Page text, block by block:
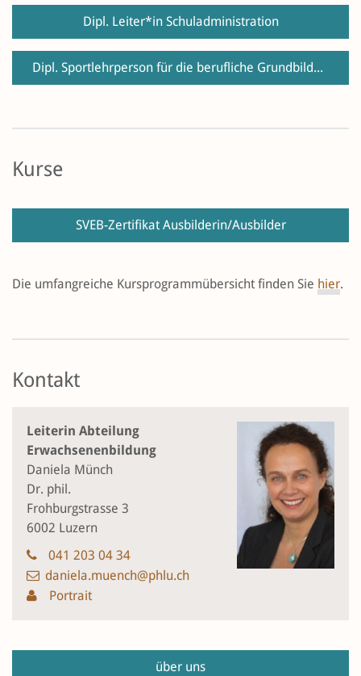
Dipl. Leiter*in Schuladministration
Dipl. Sportlehrperson für die berufliche Grundbildung
Kurse
SVEB-Zertifikat Ausbilderin/Ausbilder
Die umfangreiche Kursprogrammübersicht finden Sie hier.
Kontakt
Leiterin Abteilung
Erwachsenenbildung
Daniela Münch
Dr. phil.
Frohburgstrasse 3
6002 Luzern
041 203 04 34
daniela.muench@phlu.ch
Portrait
über uns